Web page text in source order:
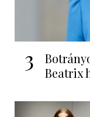
3
Beatrix